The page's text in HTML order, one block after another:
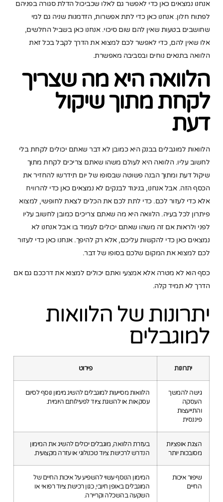
אנחנו נמצאים כאן כדי לאפשר גם לאלו שכביכול הדלת סגורה בפניהם
לפתוח חלון. אנחנו כאן כדי לתת אפשרות, הזדמנות שניה גם למי
שחושבים בטעות שאין להם שום סיכוי. אנחנו כאן בשביל החלשים,
אלו שאין להם, כדי לאפשר לכם למצוא את הדרך לקבל בכל זאת
הלוואה בתנאים נוחים ובסביבה מאפשרת.
הלוואה היא מה שצריך
לקחת מתוך שיקול
דעת
הלוואות למוגבלים בבנק היא כמובן לא דבר שאתם יכולים לקחת בלי
לחשוב עליו. הלוואה היא לעולם משהו שאתם צריכים לקחת מתוך
שיקול דעת ומתוך הבנה פשוטה שבסופו של יום תידרשו להחזיר את
הכסף הזה. אבל אנחנו, בניגוד לבנקים לא נמצאים כאן כדי להרוויח
אלא כדי לעזור לכם. כדי לתת לכם את הכלים לצאת לחופשי, למצוא
פיתרון לכל בעיה. הלוואה היא מה שאתם צריכים כמובן לחשוב עליו
לפני ולראות אם זה משהו שאתם יכולים לעמוד בו אבל אנחנו לא
נמצאים כאן כדי להקשות עליכם, אלא רק להיפך. אנחנו כאן כדי לעזור
לכם למצוא את המקום שלכם בסופו של דבר.
כסף הוא לא מטרה אלא אמצעי ואתם יכולים למצוא את דרככם גם אם
הדרך לא תמיד קלה.
יתרונות של הלוואות
למוגבלים
יתרונות פירוט
גישה להמשך
העסקה
והתייעצות
פיננסית
הלוואות מסייעות למוגבלים להשיג מימון נוסף לסיום
עסקאות או להשגת ציוד לפעילותם היומית.
הצגת אופציות
מסובכות יותר
בעזרת הלוואה, מוגבלים יכולים להשיג את המימון
הנדרש לרכישת ציוד טכנולוגי או עזרה מקצועית.
שיפור איכות
החיים
המימון הנוסף עשוי להשפיע על איכות החיים של
המוגבלים באופן חיובי, כגון רכישת ציוד רפואי או
השקעה בהשכלה וקריירה.